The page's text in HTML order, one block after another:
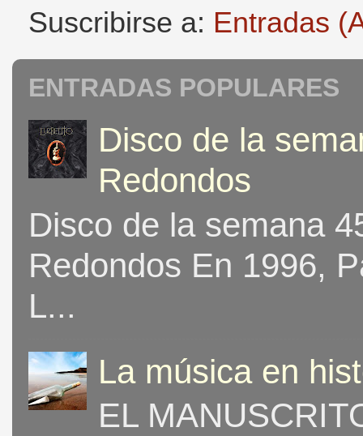
Suscribirse a: Entradas
ENTRADAS POPULARES
Disco de la
Redondos
Disco de la semana
Redondos En 1996,
L...
La música en
EL